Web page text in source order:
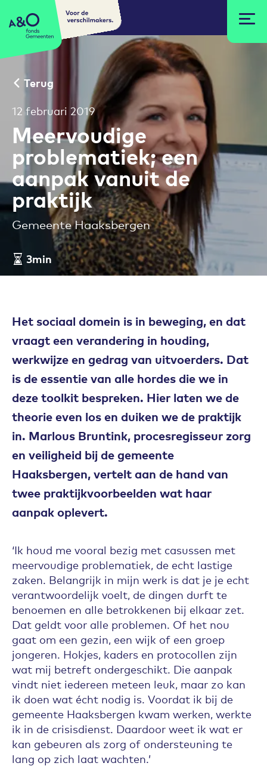
A&O fonds Gemeenten
Voor de
verschilmakers.
Terug
12 februari 2019
Meervoudige
problematiek; een
aanpak vanuit de
praktijk
Gemeente Haaksbergen
Leestijd artikel
3min
Het sociaal domein is in beweging, en dat
vraagt een verandering in houding,
werkwijze en gedrag van uitvoerders. Dat
is de essentie van alle hordes die we in
deze toolkit bespreken. Hier laten we de
theorie even los en duiken we de praktijk
in. Marlous Bruntink, procesregisseur zorg
en veiligheid bij de gemeente
Haaksbergen, vertelt aan de hand van
twee praktijkvoorbeelden wat haar
aanpak oplevert.
‘Ik houd me vooral bezig met casussen met
meervoudige problematiek, de echt lastige
zaken. Belangrijk in mijn werk is dat je je echt
verantwoordelijk voelt, de dingen durft te
benoemen en alle betrokkenen bij elkaar zet.
Dat geldt voor alle problemen. Of het nou
gaat om een gezin, een wijk of een groep
jongeren. Hokjes, kaders en protocollen zijn
wat mij betreft ondergeschikt. Die aanpak
vindt niet iedereen meteen leuk, maar zo kan
ik doen wat écht nodig is. Voordat ik bij de
gemeente Haaksbergen kwam werken, werkte
ik in de crisisdienst. Daardoor weet ik wat er
kan gebeuren als zorg of ondersteuning te
lang op zich laat wachten.’